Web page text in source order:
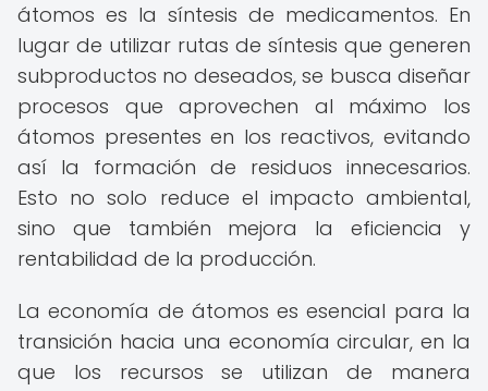
átomos es la síntesis de medicamentos. En
lugar de utilizar rutas de síntesis que generen
subproductos no deseados, se busca diseñar
procesos que aprovechen al máximo los
átomos presentes en los reactivos, evitando
así la formación de residuos innecesarios.
Esto no solo reduce el impacto ambiental,
sino que también mejora la eficiencia y
rentabilidad de la producción.
La economía de átomos es esencial para la
transición hacia una economía circular, en la
que los recursos se utilizan de manera